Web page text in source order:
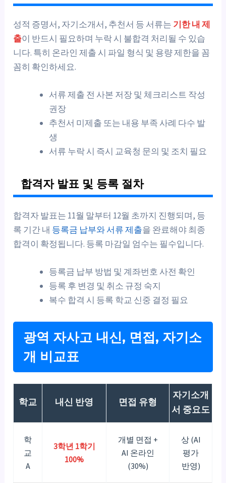
성적 증명서, 자기소개서, 추천서 등 서류는 기한 내 제
출이 반드시 필요하며 누락 시 불합격 처리될 수 있습
니다. 특히 온라인 제출 시 파일 형식 및 용량 제한을 꼼
꼼히 확인하세요.
서류 제출 전 사본 저장 및 체크리스트 작성
권장
추천서 미제출 또는 내용 부족 사례 다수 발
생
서류 누락 시 즉시 교육청 문의 및 조치 필요
합격자 발표 및 등록 절차
합격자 발표는 11월 말부터 12월 초까지 진행되며, 등
록 기간 내 등록금 납부와 서류 제출을 완료해야 최종
합격이 확정됩니다. 등록 마감일 엄수는 필수입니다.
등록금 납부 방법 및 계좌번호 사전 확인
등록 후 변경 및 취소 규정 숙지
복수 합격 시 등록 학교 신중 결정 필요
광역 자사고 내신, 면접, 자기소
개 비교표
학교 내신 반영 면접 유형
자기소개
서 중요도
학
교
A
3학년 1학기
100%
개별 면접 +
AI 온라인
(30%)
상 (AI
평가
반영)